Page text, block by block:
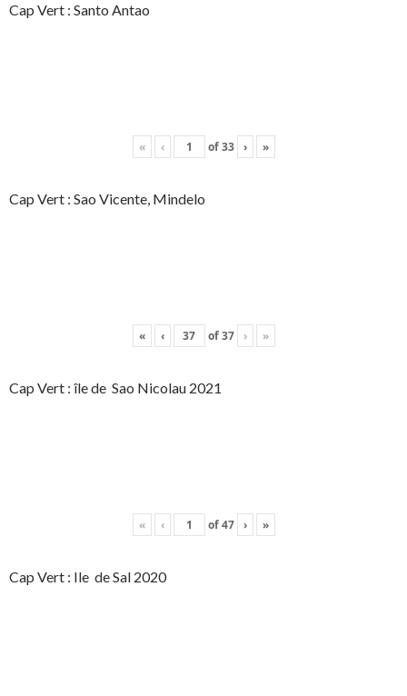
Cap Vert : Santo Antao
« ‹ of33 › »
Cap Vert : Sao Vicente, Mindelo
« ‹ of37 › »
Cap Vert : île de Sao Nicolau 2021
« ‹ of47 › »
Cap Vert : Ile de Sal 2020